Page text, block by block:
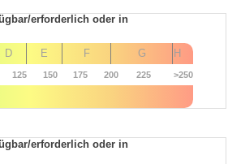
erforderlich oder in
D E F G H
125 150 175 200 225 >250
erforderlich oder in